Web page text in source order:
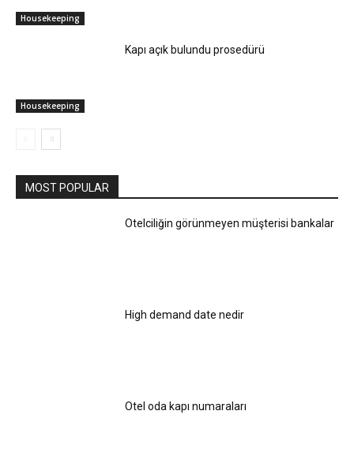
Housekeeping
Housekeeping
Kapı açık bulundu prosedürü
MOST POPULAR
Otelciliğin görünmeyen müşterisi bankalar
High demand date nedir
Otel oda kapı numaraları